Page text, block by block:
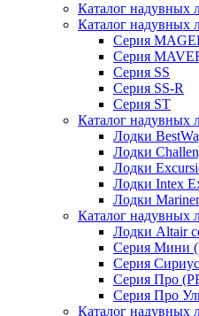
Каталог надувных
Каталог надувных
Серия
Серия
Серия SS
Серия SS-R
Серия ST
Каталог надувных
Лодки
Лодки
Лодки
Лодки Intex
Лодки Mariner
Каталог надувных
Лодки Altair
Серия Мини
Серия
Серия Про
Серия Про
Каталог надувных